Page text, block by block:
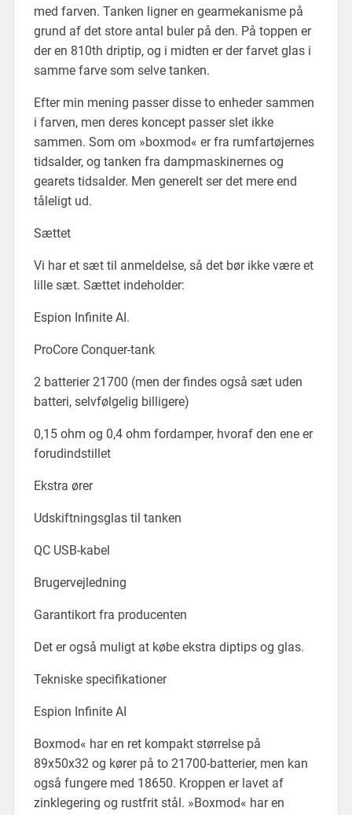
med farven. Tanken ligner en gearmekanisme på
grund af det store antal buler på den. På toppen er
der en 810th driptip, og i midten er der farvet glas i
samme farve som selve tanken.
Efter min mening passer disse to enheder sammen
i farven, men deres koncept passer slet ikke
sammen. Som om »boxmod« er fra rumfartøjernes
tidsalder, og tanken fra dampmaskinernes og
gearets tidsalder. Men generelt ser det mere end
tåleligt ud.
Sættet
Vi har et sæt til anmeldelse, så det bør ikke være et
lille sæt. Sættet indeholder:
Espion Infinite AI.
ProCore Conquer-tank
2 batterier 21700 (men der findes også sæt uden
batteri, selvfølgelig billigere)
0,15 ohm og 0,4 ohm fordamper, hvoraf den ene er
forudindstillet
Ekstra ører
Udskiftningsglas til tanken
QC USB-kabel
Brugervejledning
Garantikort fra producenten
Det er også muligt at købe ekstra diptips og glas.
Tekniske specifikationer
Espion Infinite AI
Boxmod« har en ret kompakt størrelse på
89x50x32 og kører på to 21700-batterier, men kan
også fungere med 18650. Kroppen er lavet af
zinklegering og rustfrit stål. »Boxmod« har en